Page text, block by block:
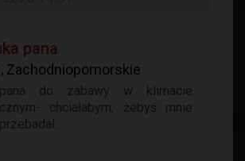
pana
Zachodniopomorskie
do zabawy w klimacie
chciałabym, żebyś mnie